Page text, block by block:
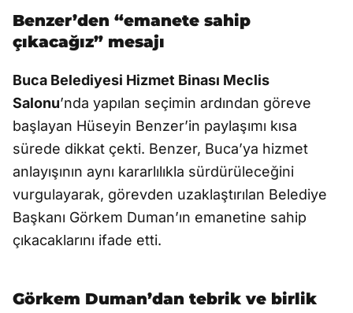
Benzer’den “emanete sahip
çıkacağız” mesajı
Buca Belediyesi Hizmet Binası Meclis
Salonu’nda yapılan seçimin ardından göreve
başlayan Hüseyin Benzer’in paylaşımı kısa
sürede dikkat çekti. Benzer, Buca’ya hizmet
anlayışının aynı kararlılıkla sürdürüleceğini
vurgulayarak, görevden uzaklaştırılan Belediye
Başkanı Görkem Duman’ın emanetine sahip
çıkacaklarını ifade etti.
Görkem Duman’dan tebrik ve birlik